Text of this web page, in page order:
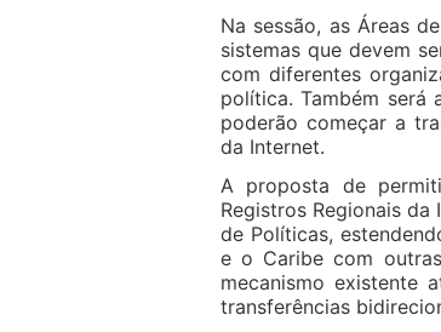
Na sessão, as Áreas
sistemas que devem
com diferentes
política. Também será
poderão começar a
da Internet.
A proposta de
Registros Regionais
de Políticas,
e o Caribe com
mecanismo existente
transferências